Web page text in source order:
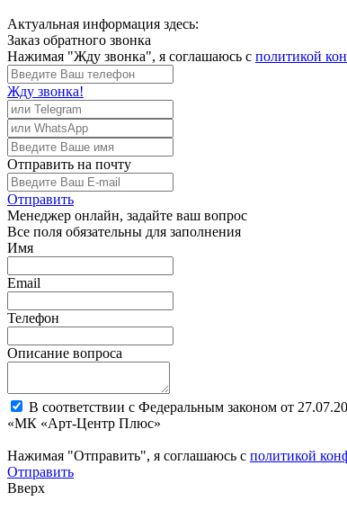
Актуальная информация здесь:
Заказ обратного звонка
Нажимая "Жду звонка", я соглашаюсь с политикой
Жду звонка!
Отправить на почту
Отправить
Менеджер онлайн, задайте ваш вопрос
Все поля обязательны для заполнения
Имя
Email
Телефон
Описание вопроса
В соответствии с Федеральным законом от
«МК «Арт-Центр Плюс»
Нажимая "Отправить", я соглашаюсь с политикой
Отправить
Вверх